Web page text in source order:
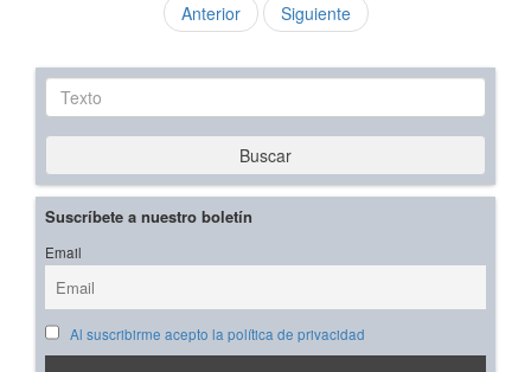
Anterior Siguiente
Texto
Buscar
Suscríbete a nuestro boletín
Email
Al suscribirme acepto la política de privacidad